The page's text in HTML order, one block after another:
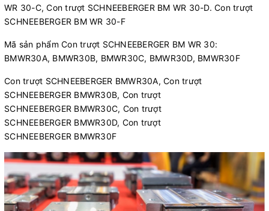
WR 30-C, Con trượt SCHNEEBERGER BM WR 30-D. Con trượt
SCHNEEBERGER BM WR 30-F
Mã sản phẩm Con trượt SCHNEEBERGER BM WR 30:
BMWR30A, BMWR30B, BMWR30C, BMWR30D, BMWR30F
Con trượt SCHNEEBERGER BMWR30A, Con trượt
SCHNEEBERGER BMWR30B, Con trượt
SCHNEEBERGER BMWR30C, Con trượt
SCHNEEBERGER BMWR30D, Con trượt
SCHNEEBERGER BMWR30F